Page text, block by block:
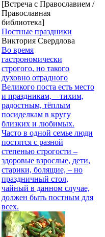
[Встреча с Православием /
Православная
библиотека]
Постные праздники
Виктория Свердлова
Во время
гастрономически
строгого, но такого
духовно отрадного
Великого поста есть место
и праздникам, – тихим,
радостным, тёплым
посиделкам в кругу
близких и любимых.
Часто в одной семье люди
постятся с разной
степенью строгости –
здоровые взрослые, дети,
старики, болящие, – но
праздничный стол,
чайный в данном случае,
должен быть постным для
всех.